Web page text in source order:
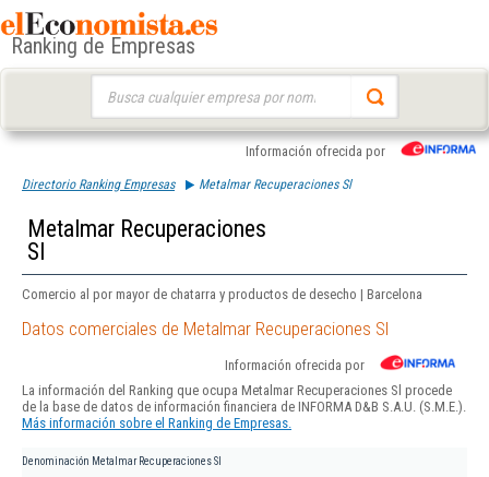
Ranking de Empresas
Información ofrecida por
Directorio Ranking Empresas Metalmar Recuperaciones Sl
Metalmar Recuperaciones
Sl
Comercio al por mayor de chatarra y productos de desecho | Barcelona
Datos comerciales de Metalmar Recuperaciones Sl
Información ofrecida por
La información del Ranking que ocupa Metalmar Recuperaciones Sl procede
de la base de datos de información financiera de INFORMA D&B S.A.U. (S.M.E.).
Más información sobre el Ranking de Empresas.
Denominación Metalmar Recuperaciones Sl